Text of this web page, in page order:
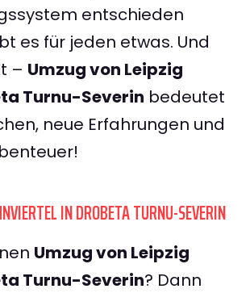
entschieden
es für jeden etwas. Und
– Umzug von Leipzig
Turnu-Severin bedeutet
neue Erfahrungen und
IN DROBETA TURNU-SEVERIN
Umzug von Leipzig
Turnu-Severin? Dann